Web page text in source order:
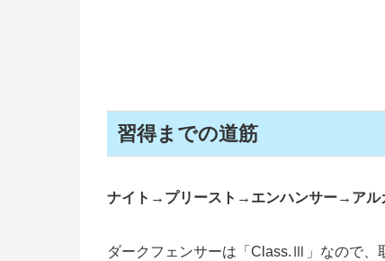
習得までの道筋
ナイト→プリースト→エンハンサー→アル
ダークフェンサーは「Class.Ⅲ」なので、